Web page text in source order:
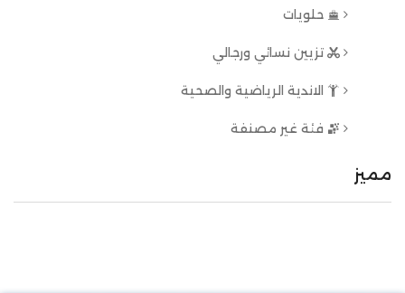
حلويات
تزيين نسائي ورجالي
الاندية الرياضية والصحية
فئة غير مصنفة
مميز